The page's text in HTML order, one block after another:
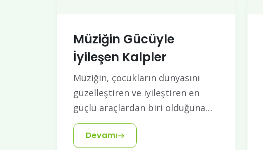
Müziğin Gücüyle
İyileşen Kalpler
Müziğin, çocukların dünyasını
güzelleştiren ve iyileştiren en
güçlü araçlardan biri olduğuna…
Devamı